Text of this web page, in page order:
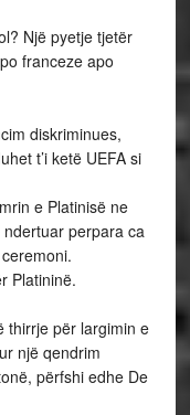
Një pyetje tjetër
franceze apo
diskriminues,
t’i ketë UEFA si
e Platinisë ne
perpara ca
Platininë.
thirrje për largimin e
një qendrim
përfshi edhe De